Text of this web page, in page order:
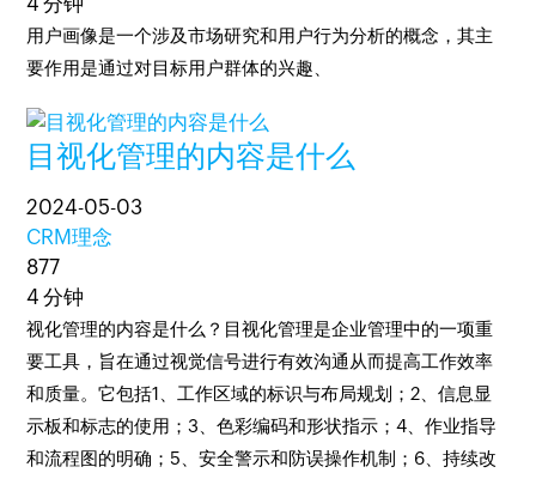
用户画像是一个涉及市场研究和用户行为分析的概念，其主
要作用是通过对目标用户群体的兴趣、
目视化管理的内容是什么
2024-05-03
CRM理念
877
4 分钟
视化管理的内容是什么？目视化管理是企业管理中的一项重
要工具，旨在通过视觉信号进行有效沟通从而提高工作效率
和质量。它包括1、工作区域的标识与布局规划；2、信息显
示板和标志的使用；3、色彩编码和形状指示；4、作业指导
和流程图的明确；5、安全警示和防误操作机制；6、持续改